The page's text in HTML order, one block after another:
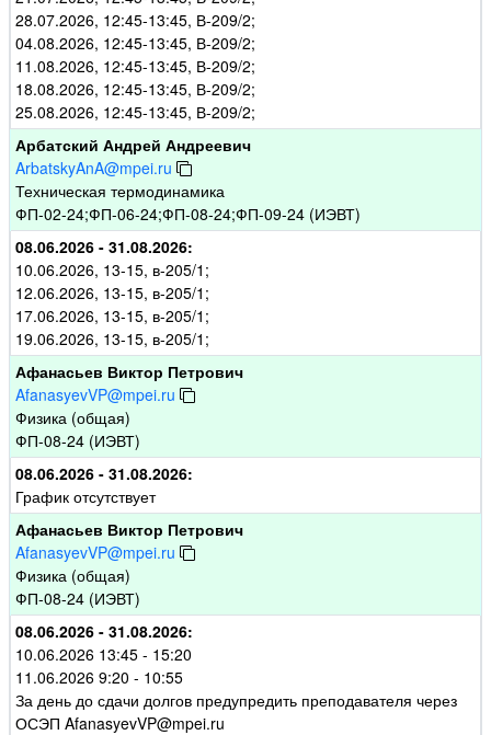
28.07.2026, 12:45-13:45, В-209/2;
04.08.2026, 12:45-13:45, В-209/2;
11.08.2026, 12:45-13:45, В-209/2;
18.08.2026, 12:45-13:45, В-209/2;
25.08.2026, 12:45-13:45, В-209/2;
Арбатский Андрей Андреевич
ArbatskyAnA@mpei.ru
Техническая термодинамика
ФП-02-24;ФП-06-24;ФП-08-24;ФП-09-24 (ИЭВТ)
08.06.2026 - 31.08.2026:
10.06.2026, 13-15, в-205/1;
12.06.2026, 13-15, в-205/1;
17.06.2026, 13-15, в-205/1;
19.06.2026, 13-15, в-205/1;
Афанасьев Виктор Петрович
AfanasyevVP@mpei.ru
Физика (общая)
ФП-08-24 (ИЭВТ)
08.06.2026 - 31.08.2026:
График отсутствует
Афанасьев Виктор Петрович
AfanasyevVP@mpei.ru
Физика (общая)
ФП-08-24 (ИЭВТ)
08.06.2026 - 31.08.2026:
10.06.2026 13:45 - 15:20
11.06.2026 9:20 - 10:55
За день до сдачи долгов предупредить преподавателя через
ОСЭП AfanasyevVP@mpei.ru